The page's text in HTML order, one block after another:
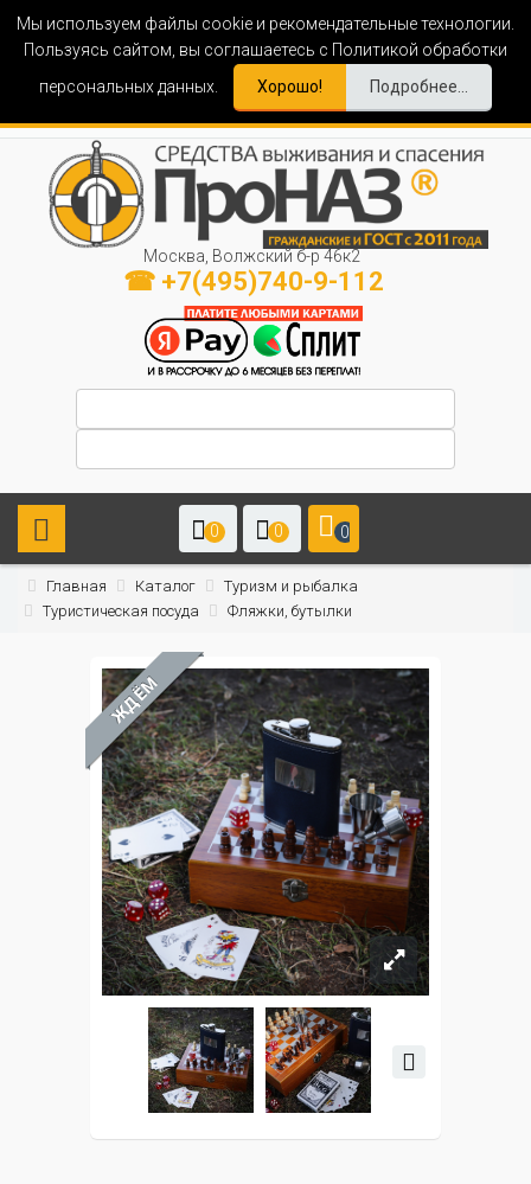
Мы используем файлы cookie и рекомендательные технологии.
Пользуясь сайтом, вы соглашаетесь с Политикой обработки
персональных данных.
Хорошо! Подробнее...
Москва, Волжский б-р 46к2
☎ +7(495)740-9-112
0 0 0
Главная Каталог
Туризм и рыбалка
Туристическая посуда
Фляжки, бутылки
ЖДЁМ